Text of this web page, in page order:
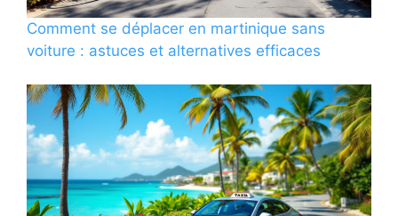
Comment se déplacer en martinique sans
voiture : astuces et alternatives efficaces